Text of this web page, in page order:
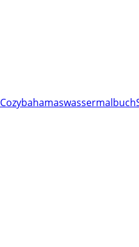
Cozybahamaswassermalbuch